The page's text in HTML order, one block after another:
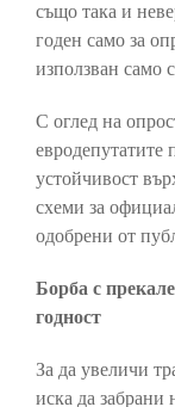
също така и
годен само за
използван само
С оглед на
евродепутатите
устойчивост
схеми за
одобрени от
Борба с
годност
За да увеличи
иска да забрани